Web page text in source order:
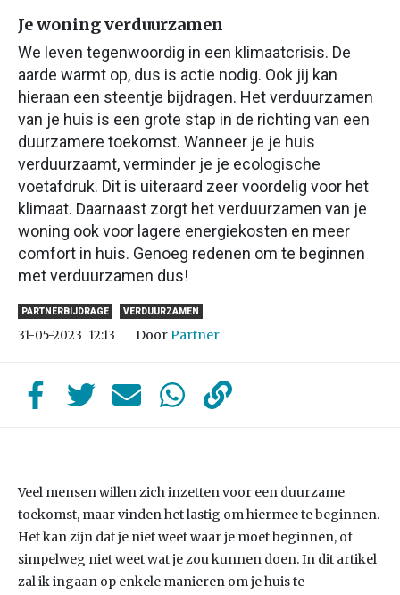
Je woning verduurzamen
We leven tegenwoordig in een klimaatcrisis. De
aarde warmt op, dus is actie nodig. Ook jij kan
hieraan een steentje bijdragen. Het verduurzamen
van je huis is een grote stap in de richting van een
duurzamere toekomst. Wanneer je je huis
verduurzaamt, verminder je je ecologische
voetafdruk. Dit is uiteraard zeer voordelig voor het
klimaat. Daarnaast zorgt het verduurzamen van je
woning ook voor lagere energiekosten en meer
comfort in huis. Genoeg redenen om te beginnen
met verduurzamen dus!
PARTNERBIJDRAGE VERDUURZAMEN
31-05-2023 12:13 DoorPartner
Veel mensen willen zich inzetten voor een duurzame
toekomst, maar vinden het lastig om hiermee te beginnen.
Het kan zijn dat je niet weet waar je moet beginnen, of
simpelweg niet weet wat je zou kunnen doen. In dit artikel
zal ik ingaan op enkele manieren om je huis te